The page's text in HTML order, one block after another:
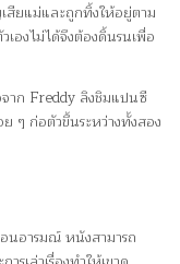
ยแม่และถูกทิ้งให้อยู่ตาม
องไม่ได้จึงต้องดิ้นรนเพื่อ
จาก Freddy ลิงชิมแปนซี
ๆ ก่อตัวขึ้นระหว่างทั้งสอง
นอารมณ์ หนังสามารถ